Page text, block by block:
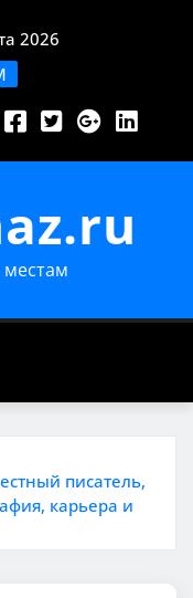
2026
писатель,
карьера и